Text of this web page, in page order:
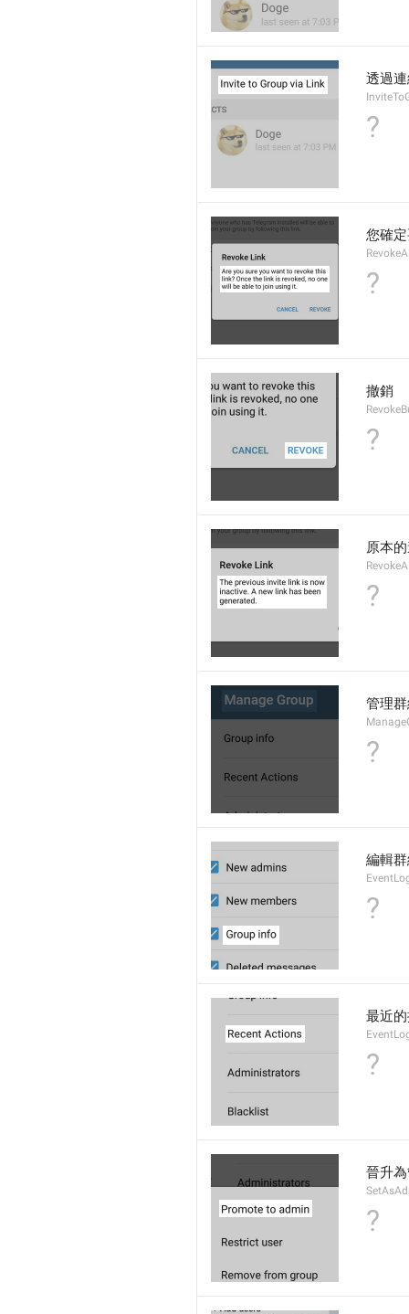
透過
?
您確
?
撤銷
?
原本
?
管理
?
編輯
?
最近
?
晉升
?